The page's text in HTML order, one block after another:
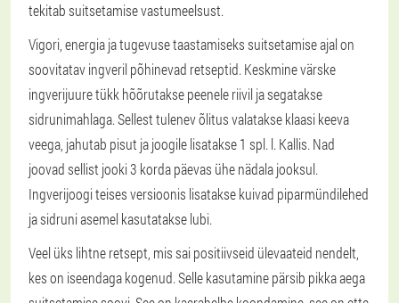
tekitab suitsetamise vastumeelsust.
Vigori, energia ja tugevuse taastamiseks suitsetamise ajal on
soovitatav ingveril põhinevad retseptid. Keskmine värske
ingverijuure tükk hõõrutakse peenele riivil ja segatakse
sidrunimahlaga. Sellest tulenev õlitus valatakse klaasi keeva
veega, jahutab pisut ja joogile lisatakse 1 spl. l. Kallis. Nad
joovad sellist jooki 3 korda päevas ühe nädala jooksul.
Ingverijoogi teises versioonis lisatakse kuivad piparmündilehed
ja sidruni asemel kasutatakse lubi.
Veel üks lihtne retsept, mis sai positiivseid ülevaateid nendelt,
kes on iseendaga kogenud. Selle kasutamine pärsib pikka aega